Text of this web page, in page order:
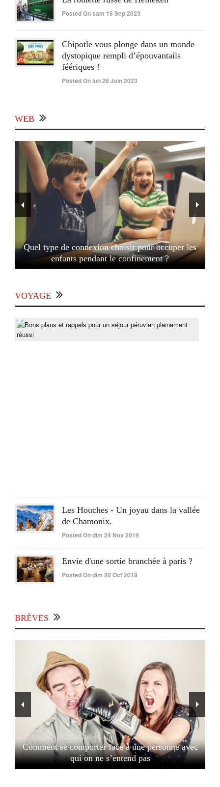
Posted On sam 16 Sep 2023
Chipotle vous plonge dans un monde
dystopique rempli d’épouvantails
féériques !
Posted On lun 26 Juin 2023
WEB
Quel type de connexion choisir pour occuper les
enfants pendant le confinement ?
VOYAGE
Les Houches - Un joyau dans la vallée
de Chamonix.
Posted On dim 24 Nov 2019
Envie d'une sortie branchée à paris ?
Posted On dim 20 Oct 2019
BRÈVES
Comment se comporter face à une personne avec
qui on ne s’entend pas